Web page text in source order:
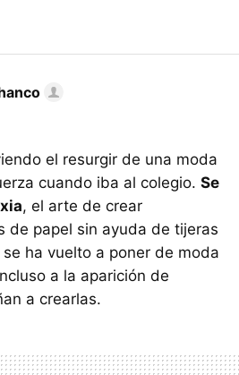
el resurgir de una moda
cuando iba al colegio. Se
, el arte de crear
de papel sin ayuda de tijeras
ha vuelto a poner de moda
a la aparición de
a crearlas.